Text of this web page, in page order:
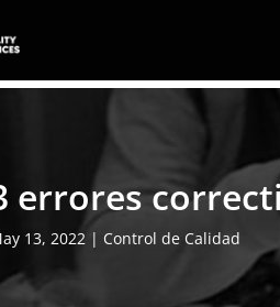
errores
13, 2022 | Control de Calidad